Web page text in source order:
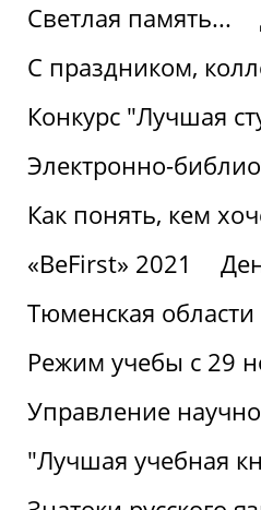
Светлая память...
С праздником,
Конкурс "Лучшая
Электронно-
Как понять, кем
«BeFirst» 2021
Тюменская
Режим учебы с 29
Управление
"Лучшая учебная